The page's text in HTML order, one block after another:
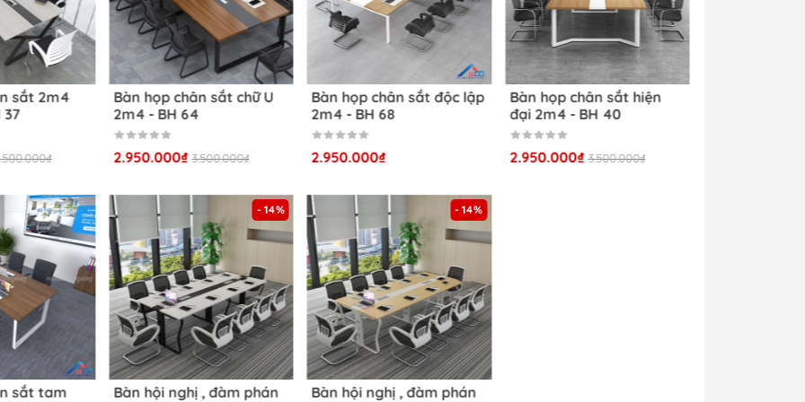
Trịnh Văn Bô, phường Phương Canh, Quận Nam Từ Liêm,
Thạnh, Hóc Môn, TP HCM
sắt 2m4
37
Bàn họp chân sắt chữ U
2m4 - BH 64
2.950.000₫ 3.500.000₫
Bàn họp chân sắt độc lập
2m4 - BH 68
2.950.000₫
Bàn họp chân sắt hiện
đại 2m4 - BH 40
2.950.000₫ 3.500.000₫
sắt tam
- 14%
Bàn hội nghị , đàm phán
- 14%
Bàn hội nghị , đàm phán